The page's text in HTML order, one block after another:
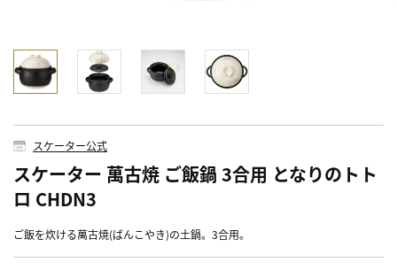
スケーター公式
スケーター 萬古焼 ご飯鍋 3合用 となりのトト
ロ CHDN3
ご飯を炊ける萬古焼(ばんこやき)の土鍋。3合用。